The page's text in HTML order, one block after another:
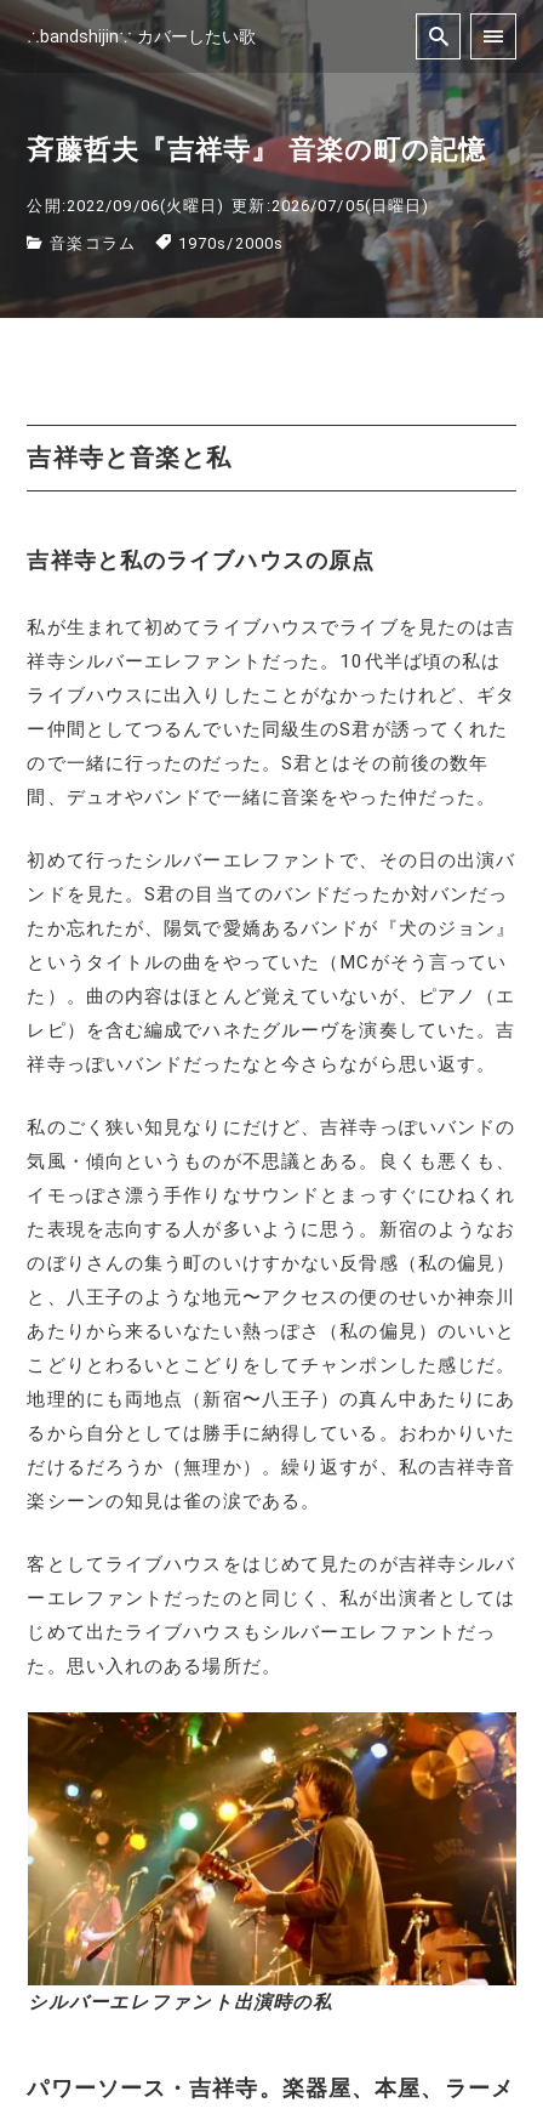
∴bandshijin∵ カバーしたい歌
斉藤哲夫『吉祥寺』 音楽の町の記憶
公開:2022/09/06(火曜日) 更新:2026/07/05(日曜日)
音楽コラム 1970s / 2000s
吉祥寺と音楽と私
吉祥寺と私のライブハウスの原点
私が生まれて初めてライブハウスでライブを見たのは吉
祥寺シルバーエレファントだった。10代半ば頃の私は
ライブハウスに出入りしたことがなかったけれど、ギタ
ー仲間としてつるんでいた同級生のS君が誘ってくれた
ので一緒に行ったのだった。S君とはその前後の数年
間、デュオやバンドで一緒に音楽をやった仲だった。
初めて行ったシルバーエレファントで、その日の出演バ
ンドを見た。S君の目当てのバンドだったか対バンだっ
たか忘れたが、陽気で愛嬌あるバンドが『犬のジョン』
というタイトルの曲をやっていた（MCがそう言ってい
た）。曲の内容はほとんど覚えていないが、ピアノ（エ
レピ）を含む編成でハネたグルーヴを演奏していた。吉
祥寺っぽいバンドだったなと今さらながら思い返す。
私のごく狭い知見なりにだけど、吉祥寺っぽいバンドの
気風・傾向というものが不思議とある。良くも悪くも、
イモっぽさ漂う手作りなサウンドとまっすぐにひねくれ
た表現を志向する人が多いように思う。新宿のようなお
のぼりさんの集う町のいけすかない反骨感（私の偏見）
と、八王子のような地元〜アクセスの便のせいか神奈川
あたりから来るいなたい熱っぽさ（私の偏見）のいいと
こどりとわるいとこどりをしてチャンポンした感じだ。
地理的にも両地点（新宿〜八王子）の真ん中あたりにあ
るから自分としては勝手に納得している。おわかりいた
だけるだろうか（無理か）。繰り返すが、私の吉祥寺音
楽シーンの知見は雀の涙である。
客としてライブハウスをはじめて見たのが吉祥寺シルバ
ーエレファントだったのと同じく、私が出演者としては
じめて出たライブハウスもシルバーエレファントだっ
た。思い入れのある場所だ。
シルバーエレファント出演時の私
パワーソース・吉祥寺。楽器屋、本屋、ラーメ